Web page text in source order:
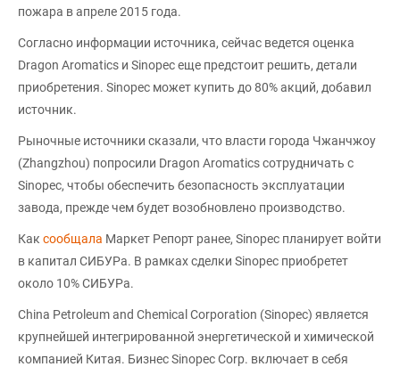
пожара в апреле 2015 года.
Согласно информации источника, сейчас ведется оценка
Dragon Aromatics и Sinopec еще предстоит решить, детали
приобретения. Sinopec может купить до 80% акций, добавил
источник.
Рыночные источники сказали, что власти города Чжанчжоу
(Zhangzhou) попросили Dragon Aromatics сотрудничать с
Sinopec, чтобы обеспечить безопасность эксплуатации
завода, прежде чем будет возобновлено производство.
Как сообщала Маркет Репорт ранее, Sinopec планирует войти
в капитал СИБУРа. В рамках сделки Sinopec приобретет
около 10% СИБУРа.
China Petroleum and Chemical Corporation (Sinopec) является
крупнейшей интегрированной энергетической и химической
компанией Китая. Бизнес Sinopec Corp. включает в себя